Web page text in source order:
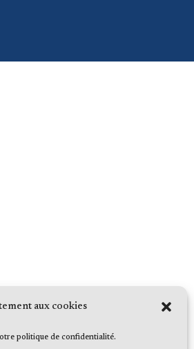
aux cookies
politique de confidentialité.